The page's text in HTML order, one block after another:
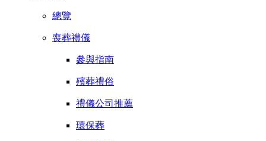
總覽
喪葬禮儀
參與指南
殯葬禮俗
禮儀公司推薦
環保葬